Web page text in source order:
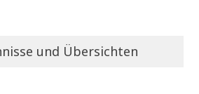
und Übersichten